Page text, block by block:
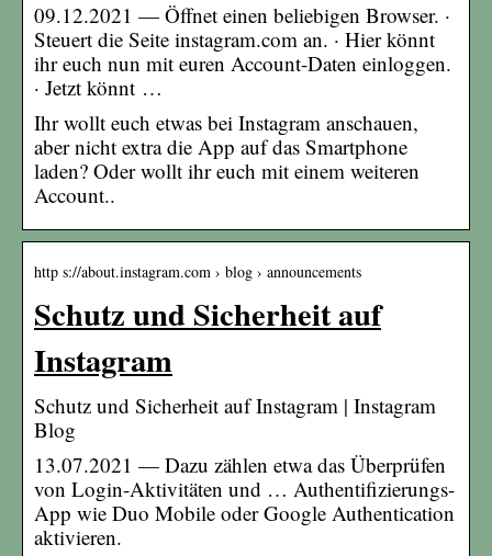
09.12.2021 — Öffnet einen beliebigen Browser. ·
Steuert die Seite instagram.com an. · Hier könnt
ihr euch nun mit euren Account-Daten einloggen.
· Jetzt könnt …
Ihr wollt euch etwas bei Instagram anschauen,
aber nicht extra die App auf das Smartphone
laden? Oder wollt ihr euch mit einem weiteren
Account..
http s://about.instagram.com › blog › announcements
Schutz und Sicherheit auf
Instagram
Schutz und Sicherheit auf Instagram | Instagram
Blog
13.07.2021 — Dazu zählen etwa das Überprüfen
von Login-Aktivitäten und … Authentifizierungs-
App wie Duo Mobile oder Google Authentication
aktivieren.